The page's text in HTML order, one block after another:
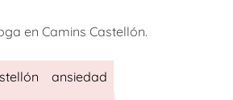
en Camins Castellón.
ansiedad